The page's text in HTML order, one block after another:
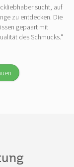
sucht, auf
zu entdecken. Die
gepaart mit
des Schmucks."